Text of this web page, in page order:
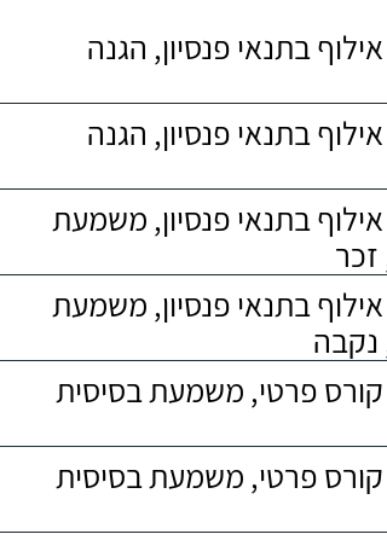
בתנאי פנסיון, הגנה
בתנאי פנסיון, הגנה
בתנאי פנסיון, משמעת
בתנאי פנסיון, משמעת
נקבה
קורס פרטי, משמעת בסיסית
קורס פרטי, משמעת בסיסית